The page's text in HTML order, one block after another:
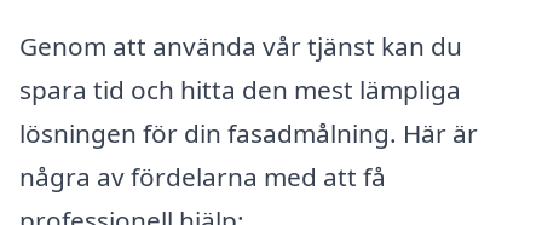
Genom att använda vår tjänst kan du
spara tid och hitta den mest lämpliga
lösningen för din fasadmålning. Här är
några av fördelarna med att få